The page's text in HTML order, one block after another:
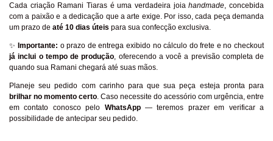
Cada criação Ramani Tiaras é uma verdadeira joiahandmade, concebida
com a paixão e a dedicação que a arte exige. Por isso, cada peça demanda
um prazo de até 10 dias úteis para sua confecção exclusiva.
✨ Importante: o prazo de entrega exibido no cálculo do frete e no checkout
já inclui o tempo de produção, oferecendo a você a previsão completa de
quando sua Ramani chegará até suas mãos.
Planeje seu pedido com carinho para que sua peça esteja pronta para
brilhar no momento certo. Caso necessite do acessório com urgência, entre
em contato conosco pelo WhatsApp— teremos prazer em verificar a
possibilidade de antecipar seu pedido.